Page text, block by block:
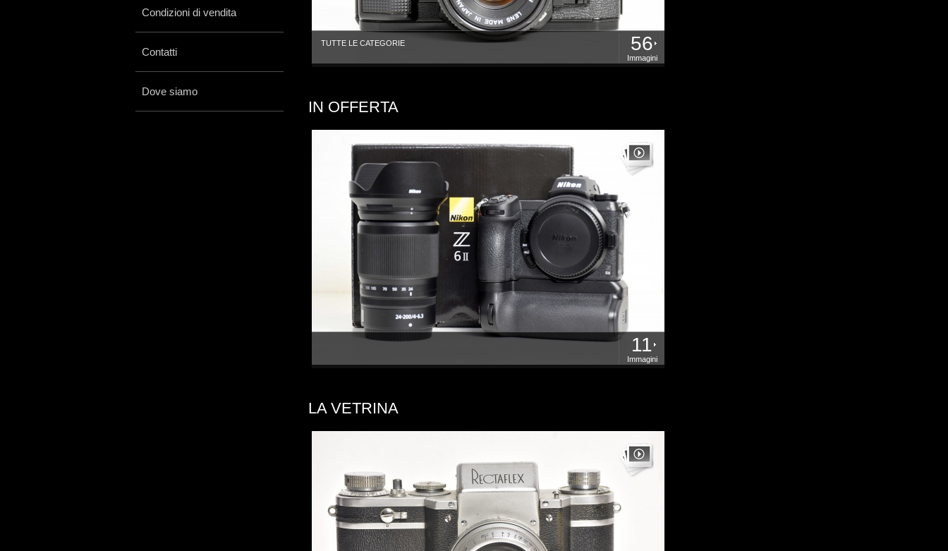
Condizioni di vendita
Contatti
Dove siamo
TUTTE LE CATEGORIE 56
Immagini
IN OFFERTA
11
Immagini
LA VETRINA